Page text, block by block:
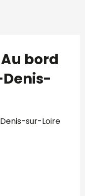
bord
Denis-sur-Loire